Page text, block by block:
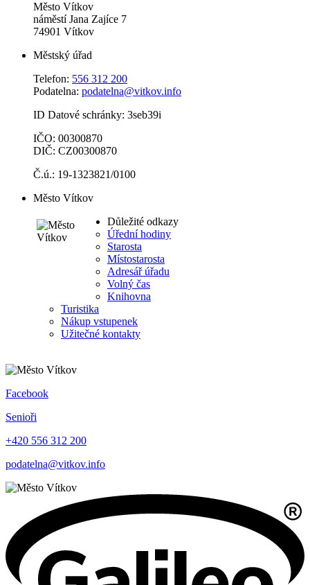
Město Vítkov
náměstí Jana Zajíce 7
74901 Vítkov
Městský úřad
Telefon: 556 312 200
Podatelna: podatelna@vitkov.info
ID Datové schránky: 3seb39i
IČO: 00300870
DIČ: CZ00300870
Č.ú.: 19-1323821/0100
Město Vítkov
Důležité odkazy
Úřední hodiny
Starosta
Místostarosta
Adresář úřadu
Volný čas
Knihovna
Turistika
Nákup vstupenek
Užitečné kontakty
Facebook
Senioři
+420 556 312 200
podatelna@vitkov.info